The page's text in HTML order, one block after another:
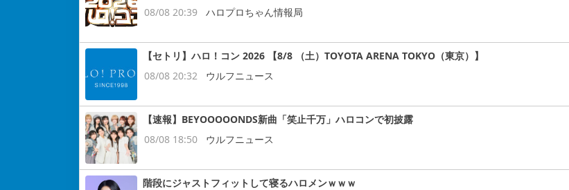
08/08 20:39
ハロプロちゃん情報局
【セトリ】ハロ！コン 2026 【8/8 （土）TOYOTA ARENA TOKYO（東京）】
08/08 20:32
ウルフニュース
【速報】BEYOOOOONDS新曲「笑止千万」ハロコンで初披露
08/08 18:50
ウルフニュース
階段にジャストフィットして寝るハロメンｗｗｗ